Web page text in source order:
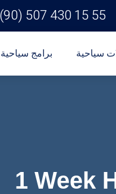
507 430 15 55
برامج سياحية سياحية
1 Week